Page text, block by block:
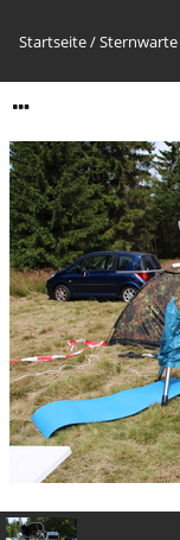
Startseite/Sternwarte